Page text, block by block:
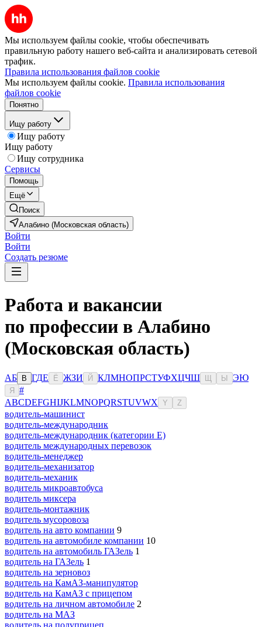
Мы используем файлы cookie, чтобы обеспечивать
правильную работу нашего веб-сайта и анализировать сетевой
трафик.
Правила использования файлов cookie
Мы используем файлы cookie. Правила использования
файлов cookie
Понятно
Ищу работу
Ищу работу
Ищу работу
Ищу сотрудника
Сервисы
Помощь
Ещё
Поиск
Алабино (Московская область)
Войти
Войти
Создать резюме
Работа и вакансии
по профессии в Алабино
(Московская область)
АБ В ГДЕ Ё ЖЗИ Й КЛМНОПРСТУФХЦЧШ Ы ЭЮ
Я
#
ABCDEFGHIJKLMNOPQRSTUVWX Y Z
водитель-машинист
водитель-международник
водитель-международник (категории Е)
водитель международных перевозок
водитель-менеджер
водитель-механизатор
водитель-механик
водитель микроавтобуса
водитель миксера
водитель-монтажник
водитель мусоровоза
водитель на авто компании 9
водитель на автомобиле компании 10
водитель на автомобиль ГАЗель 1
водитель на ГАЗель 1
водитель на зерновоз
водитель на КамАЗ-манипулятор
водитель на КамАЗ с прицепом
водитель на личном автомобиле 2
водитель на МАЗ
водитель на полуприцеп